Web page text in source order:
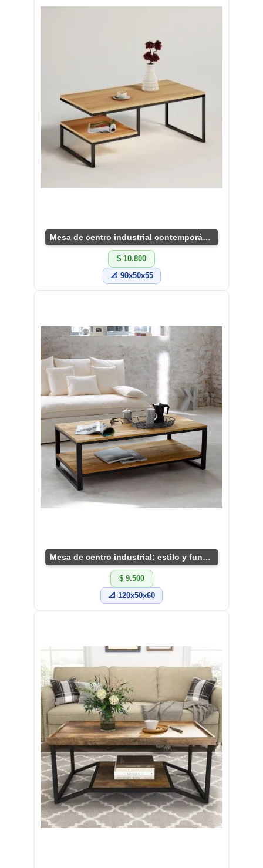
Mesa de centro industrial contemporánea
$ 10.800
📐 90x50x55
Mesa de centro industrial: estilo y funcionalidad
$ 9.500
📐 120x50x60